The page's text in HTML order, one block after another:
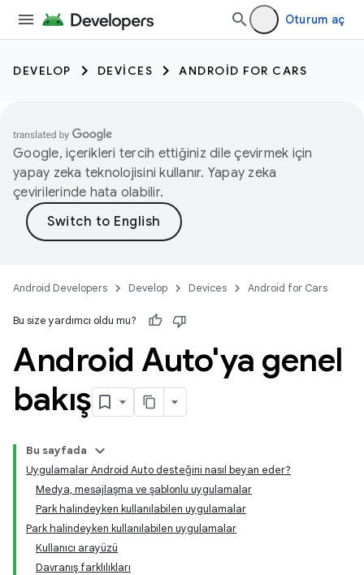
Oturum aç
DEVELOP DEVICES ANDROID FOR CARS
Google, içerikleri tercih ettiğiniz dile çevirmek için
yapay zeka teknolojisini kullanır. Yapay zeka
çevirilerinde hata olabilir.
Android Developers Develop Devices Android for Cars
Bu size yardımcı oldu mu?
Android Auto'ya genel
bakış
Bu sayfada
Uygulamalar Android Auto desteğini nasıl beyan eder?
Medya, mesajlaşma ve şablonlu uygulamalar
Park halindeyken kullanılabilen uygulamalar
Park halindeyken kullanılabilen uygulamalar
Kullanıcı arayüzü
Davranış farklılıkları